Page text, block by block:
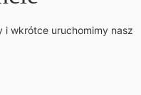
i wkrótce uruchomimy nasz